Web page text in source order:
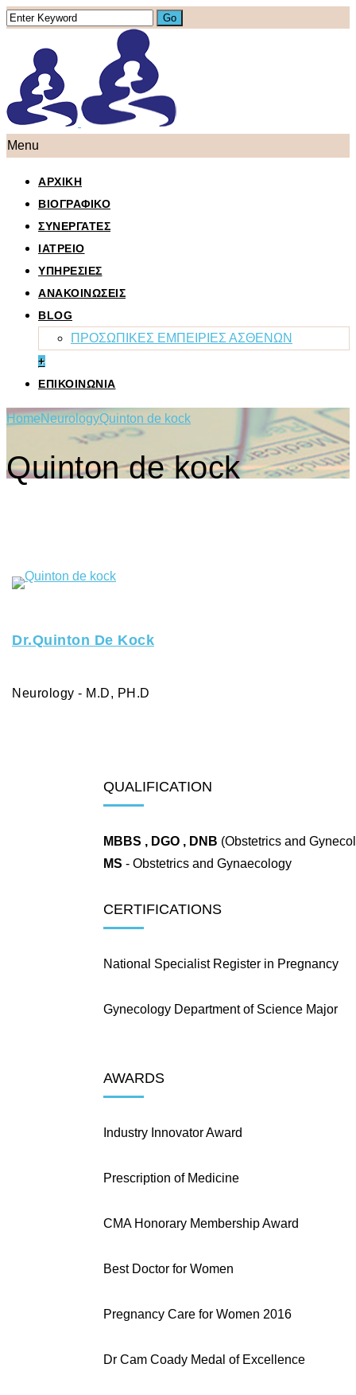
Menu
ΑΡΧΙΚΗ
ΒΙΟΓΡΑΦΙΚΟ
ΣΥΝΕΡΓΑΤΕΣ
ΙΑΤΡΕΙΟ
ΥΠΗΡΕΣΙΕΣ
ΑΝΑΚΟΙΝΩΣΕΙΣ
BLOG
ΠΡΟΣΩΠΙΚΕΣ ΕΜΠΕΙΡΙΕΣ ΑΣΘΕΝΩΝ
+
ΕΠΙΚΟΙΝΩΝΙΑ
HomeNeurologyQuinton de kock
Quinton de kock
Dr.Quinton De Kock
Neurology - M.D, PH.D
QUALIFICATION
MBBS , DGO , DNB (Obstetrics and
MS - Obstetrics and Gynaecology
CERTIFICATIONS
National Specialist Register in Pregnancy
Gynecology Department of Science Major
AWARDS
Industry Innovator Award
Prescription of Medicine
CMA Honorary Membership Award
Best Doctor for Women
Pregnancy Care for Women 2016
Dr Cam Coady Medal of Excellence